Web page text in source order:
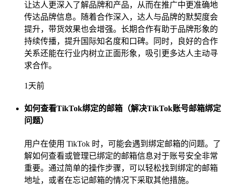
让达人更深入了解品牌和产品，从而在推广中更准确地
传达品牌信息。随着合作深入，达人与品牌的默契度会
提升，带货效果也会增强。长期合作有助于品牌形象的
持续传播，提升国际知名度和口碑。同时，良好的合作
关系还能在行业内树立正面形象，吸引更多达人主动寻
求合作。
1天前
如何查看TikTok绑定的邮箱（解决TikTok账号邮箱绑定
问题）
用户在使用 TikTok 时，可能会遇到绑定邮箱的问题。了
解如何查看或管理已绑定的邮箱信息对于账号安全非常
重要。通过简单的操作步骤，可以轻松找到绑定的邮箱
地址，或者在忘记邮箱的情况下采取其他措施。